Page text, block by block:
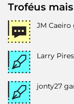
Troféus
JM Caeiro
Larry Pires
jonty27